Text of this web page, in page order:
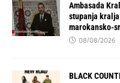
Ambasada
stupanja
marokansko-
08/08/2026
BLACK